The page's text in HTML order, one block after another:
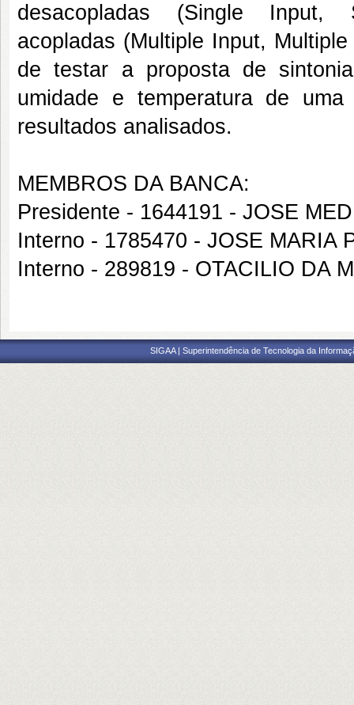
desacopladas (Single
acopladas (Multiple Input,
de testar a proposta de
umidade e temperatura de
resultados analisados.
MEMBROS DA BANCA:
Presidente - 1644191 - JOSE
Interno - 1785470 - JOSE MARIA
Interno - 289819 - OTACILIO DA
SIGAA | Superintendência de Tecnologia da